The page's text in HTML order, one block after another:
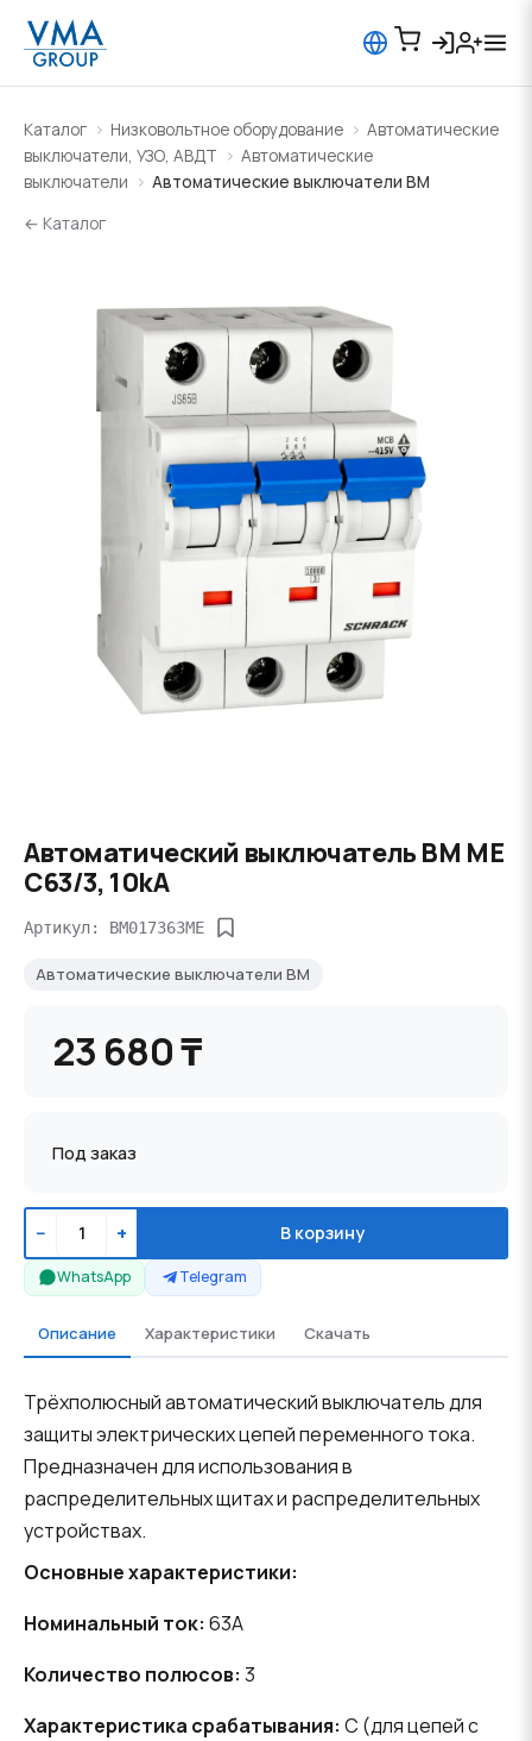
Каталог Низковольтное оборудование
Автоматические
выключатели, УЗО, АВДТ
Автоматические
выключатели
Автоматические выключатели BM
← Каталог
Автоматический выключатель BM ME
C63/3, 10kA
Артикул: BM017363ME
Автоматические выключатели BM
23 680 ₸
Под заказ
− + В корзину
WhatsApp Telegram
Описание Характеристики Скачать
Трёхполюсный автоматический выключатель для
защиты электрических цепей переменного тока.
Предназначен для использования в
распределительных щитах и распределительных
устройствах.
Основные характеристики:
Номинальный ток: 63A
Количество полюсов: 3
Характеристика срабатывания: C (для цепей с